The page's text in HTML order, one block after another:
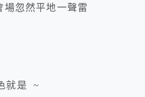
忽然平地一聲雷
就是 ~